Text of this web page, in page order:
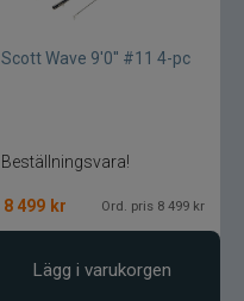
Scott Wave 9'0'' #11 4-pc
Beställningsvara!
8 499 kr Ord. pris 8 499 kr
Lägg i varukorgen